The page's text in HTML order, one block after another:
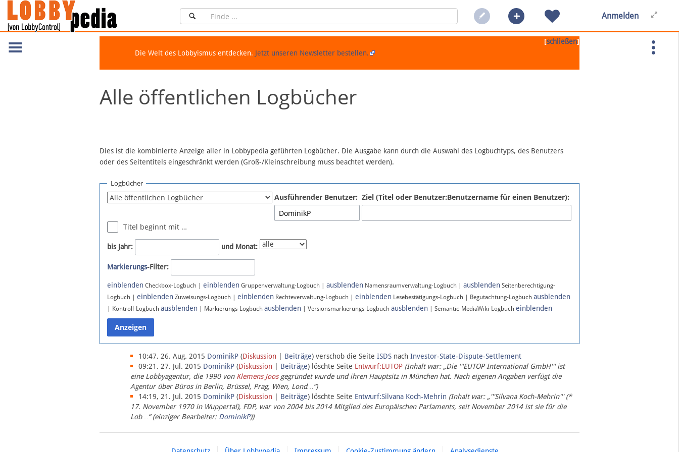
Anmelden
[schließen]
Die Welt des Lobbyismus entdecken. Jetzt unseren Newsletter bestellen.
Alle öffentlichen Logbücher
Dies ist die kombinierte Anzeige aller in Lobbypedia geführten Logbücher. Die Ausgabe kann durch die Auswahl des Logbuchtyps, des Benutzers
oder des Seitentitels eingeschränkt werden (Groß-/Kleinschreibung muss beachtet werden).
Logbücher
Ausführender Benutzer: Ziel (Titel oder Benutzer:Benutzername für einen Benutzer):
Titel beginnt mit …
bis Jahr: und Monat:
Markierungs-Filter:
einblenden Checkbox-Logbuch | einblenden Gruppenverwaltung-Logbuch | ausblenden Namensraumverwaltung-Logbuch | ausblenden Seitenberechtigung-
Logbuch | einblenden Zuweisungs-Logbuch | einblenden Rechteverwaltung-Logbuch | einblenden Lesebestätigungs-Logbuch | Begutachtung-Logbuch ausblenden
| Kontroll-Logbuch ausblenden | Markierungs-Logbuch ausblenden | Versionsmarkierungs-Logbuch ausblenden | Semantic-MediaWiki-Logbuch einblenden
10:47, 26. Aug. 2015 DominikP (Diskussion | Beiträge) verschob die Seite ISDS nach Investor-State-Dispute-Settlement
09:21, 27. Jul. 2015 DominikP (Diskussion | Beiträge) löschte Seite Entwurf:EUTOP (Inhalt war: „Die '''EUTOP International GmbH''' ist
eine Lobbyagentur, die 1990 von Klemens Joosgegründet wurde und ihren Hauptsitz in München hat. Nach eigenen Angaben verfügt die
Agentur über Büros in Berlin, Brüssel, Prag, Wien, Lond…“)
14:19, 21. Jul. 2015 DominikP (Diskussion | Beiträge) löschte Seite Entwurf:Silvana Koch-Mehrin (Inhalt war: „'''Silvana Koch-Mehrin''' (*
17. November 1970 in Wuppertal), FDP, war von 2004 bis 2014 Mitglied des Europäischen Parlaments, seit November 2014 ist sie für die
Lob…“ (einziger Bearbeiter: DominikP))